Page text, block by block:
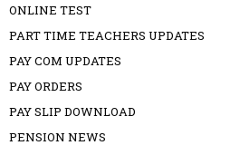
ONLINE TEST
PART TIME TEACHERS UPDATES
PAY COM UPDATES
PAY ORDERS
PAY SLIP DOWNLOAD
PENSION NEWS